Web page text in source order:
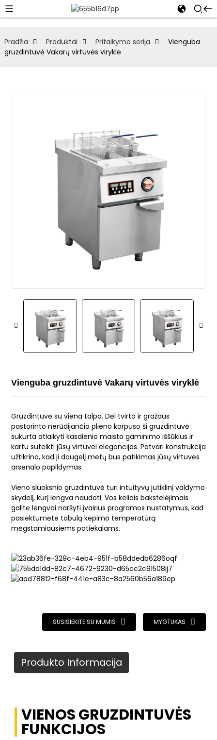
Pradžia Produktai Pritaikymo serija
Vienguba
gruzdintuvė Vakarų virtuvės viryklė
Vienguba gruzdintuvė Vakarų virtuvės viryklė
Gruzdintuvė su viena talpa. Dėl tvirto ir gražaus
pastorinto nerūdijančio plieno korpuso ši gruzdintuvė
sukurta atlaikyti kasdienio maisto gaminimo iššūkius ir
kartu suteikti jūsų virtuvei elegancijos. Patvari konstrukcija
užtikrina, kad ji daugelį metų bus patikimas jūsų virtuvės
arsenalo papildymas.
Vieno sluoksnio gruzdintuvė turi intuityvų jutiklinį valdymo
skydelį, kurį lengva naudoti. Vos keliais bakstelėjimais
galite lengvai naršyti įvairius programos nustatymus, kad
pasiektumėte tobulą kepimo temperatūrą
mėgstamiausiems patiekalams.
SUSISIEKITE SU MUMIS MYGTUKAS
Produkto Informacija
VIENOS GRUZDINTUVĖS
FUNKCIJOS